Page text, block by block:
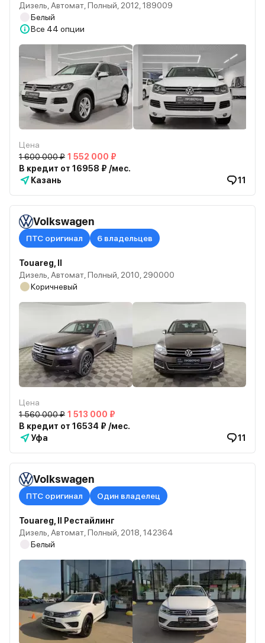
Дизель, Автомат, Полный, 2012, 189009
Белый
Все 44 опции
Цена
1 600 000 ₽ 1 552 000 ₽
В кредит от 16958 ₽ /мес.
Казань
11
Volkswagen
ПТС оригинал 6 владельцев
Touareg, II
Дизель, Автомат, Полный, 2010, 290000
Коричневый
Цена
1 560 000 ₽ 1 513 000 ₽
В кредит от 16534 ₽ /мес.
Уфа
11
Volkswagen
ПТС оригинал Один владелец
Touareg, II Рестайлинг
Дизель, Автомат, Полный, 2018, 142364
Белый